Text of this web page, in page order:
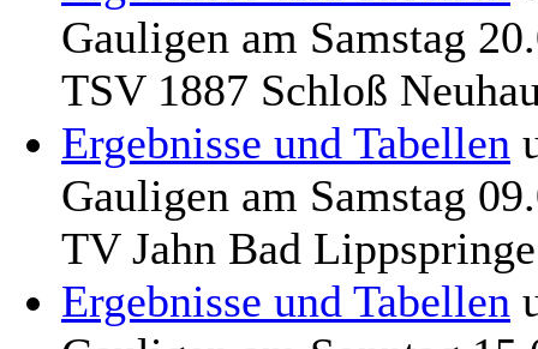
Gauligen am Samstag
TSV 1887 Schloß
Ergebnisse und Tabellen
Gauligen am Samstag
TV Jahn Bad
Ergebnisse und Tabellen